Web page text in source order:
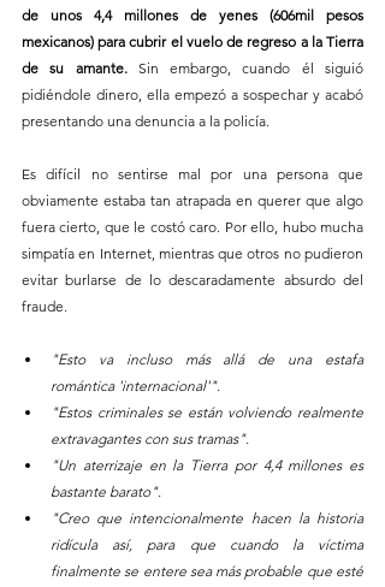
de unos 4,4 millones de yenes (606mil pesos
mexicanos) para cubrir el vuelo de regreso a la Tierra
de su amante. Sin embargo, cuando él siguió
pidiéndole dinero, ella empezó a sospechar y acabó
presentando una denuncia a la policía.
Es difícil no sentirse mal por una persona que
obviamente estaba tan atrapada en querer que algo
fuera cierto, que le costó caro. Por ello, hubo mucha
simpatía en Internet, mientras que otros no pudieron
evitar burlarse de lo descaradamente absurdo del
fraude.
"Esto va incluso más allá de una estafa
romántica 'internacional'".
"Estos criminales se están volviendo realmente
extravagantes con sus tramas".
"Un aterrizaje en la Tierra por 4,4 millones es
bastante barato".
"Creo que intencionalmente hacen la historia
ridícula así, para que cuando la víctima
finalmente se entere sea más probable que esté